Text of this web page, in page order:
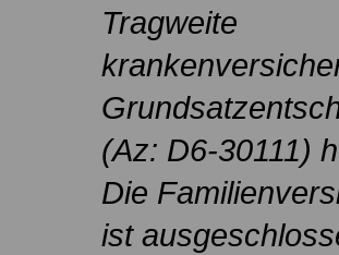
Tragweite
(Az: D6-30111)
Die
ist